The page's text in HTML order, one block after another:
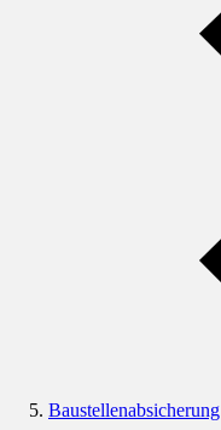
Baustellenabsicherung